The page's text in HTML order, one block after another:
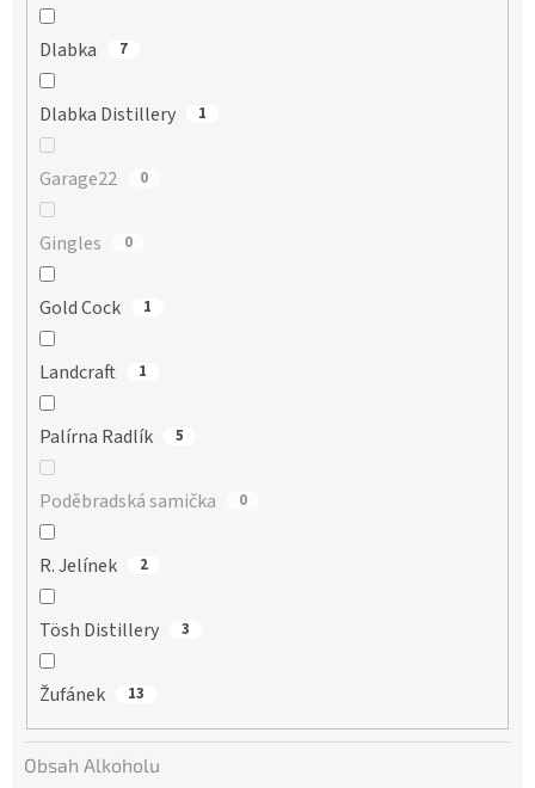
Dlabka 7
Dlabka Distillery 1
Garage22 0
Gingles 0
Gold Cock 1
Landcraft 1
Palírna Radlík 5
Poděbradská samička 0
R. Jelínek 2
Tösh Distillery 3
Žufánek 13
Obsah Alkoholu